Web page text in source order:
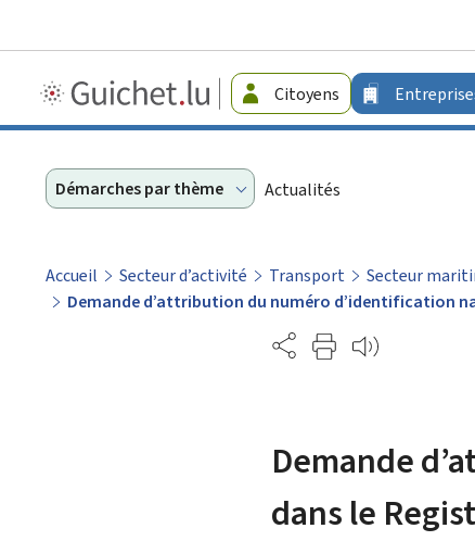
Guichet.lu
-
Citoyens
Démarches par thème Actualités
Accueil Secteur d’activité Transport
Secteur
Demande d’attribution du numéro d’identification
Partage
Demande
dans le